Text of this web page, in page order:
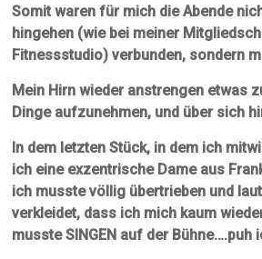
Somit waren für mich die Abende
hingehen (wie bei meiner
Fitnessstudio) verbunden, sondern
Mein Hirn wieder anstrengen etwas
Dinge aufzunehmen, und über sich
In dem letzten Stück, in dem ich
ich eine exzentrische Dame aus
ich musste völlig übertrieben und
verkleidet, dass ich mich kaum
musste SINGEN auf der Bühne….puh